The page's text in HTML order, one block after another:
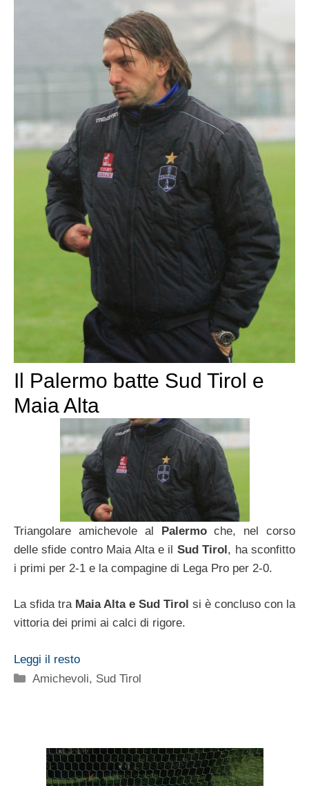
Il Palermo batte Sud Tirol e
Maia Alta
Triangolare amichevole al Palermoche, nel corso
delle sfide contro Maia Alta e il Sud Tirol, ha sconfitto
i primi per 2-1 e la compagine di Lega Pro per 2-0.
La sfida tra Maia Alta e Sud Tirol si è concluso con la
vittoria dei primi ai calci di rigore.
Leggi il resto
Categorie
Amichevoli, Sud Tirol